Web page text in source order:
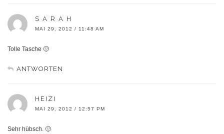
S A R A H
MAI 29, 2012 / 11:48 AM
Tolle Tasche 🙂
ANTWORTEN
HEIZI
MAI 29, 2012 / 12:57 PM
Sehr hübsch. 🙂